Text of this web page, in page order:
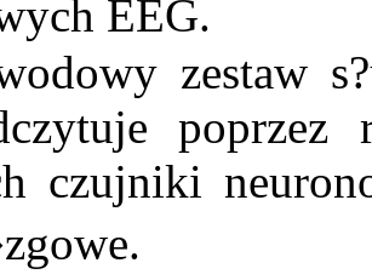
EEG.
zestaw
poprzez
czujniki